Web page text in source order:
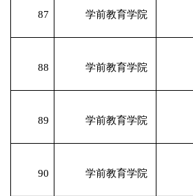
87 学前教育学院
88 学前教育学院
89 学前教育学院
90 学前教育学院